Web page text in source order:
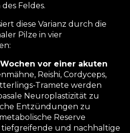
Feldes.
diese Varianz durch die
Pilze in vier
vor einer akuten
Reishi, Cordyceps,
Tramete werden
Neuroplastizität zu
Entzündungen zu
Reserve
und nachhaltige